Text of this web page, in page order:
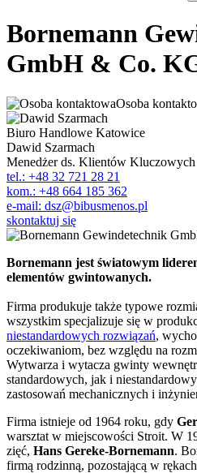
Bornemann
GmbH & Co.
Osoba
Biuro Handlowe Katowice
Dawid Szarmach
Menedżer ds. Klientów Kluczowych
tel.: +48 32 721 28 21
kom.: +48 664 185 362
e-mail: dsz@bibusmenos.pl
skontaktuj się
Bornemann jest światowym
elementów gwintowanych.
Firma produkuje także typowe
wszystkim specjalizuje się w
niestandardowych rozwiązań,
oczekiwaniom, bez względu na
Wytwarza i wytacza gwinty
standardowych, jak i
zastosowań mechanicznych i
Firma istnieje od 1964 roku, gdy
warsztat w miejscowości Stroit. W
zięć, Hans Gereke-Bornemann.
firmą rodzinną, pozostającą w